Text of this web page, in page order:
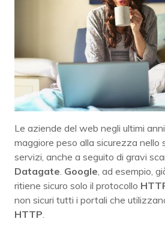
Le aziende del web negli ultimi
maggiore peso alla sicurezza nello
servizi, anche a seguito di gravi
Datagate Google , ad esempio,
ritiene sicuro solo il protocollo
non sicuri tutti i portali che
HTTP